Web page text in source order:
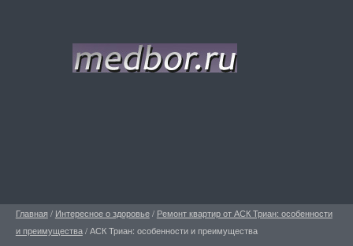
Главная / Интересное о здоровье/ Ремонт квартир от АСК Триан: особенности
и преимущества/АСК Триан: особенности и преимущества